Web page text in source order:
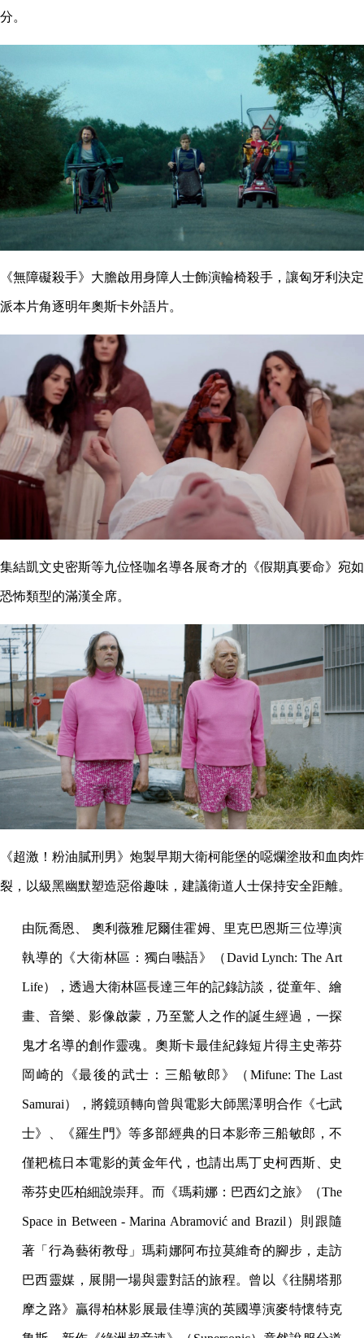
分。
《無障礙殺手》大膽啟用身障人士飾演輪椅殺手，讓匈牙利決定
派本片角逐明年奧斯卡外語片。
集結凱文史密斯等九位怪咖名導各展奇才的《假期真要命》宛如
恐怖類型的滿漢全席。
《超激！粉油膩刑男》炮製早期大衛柯能堡的噁爛塗妝和血肉炸
裂，以級黑幽默塑造惡俗趣味，建議衛道人士保持安全距離。
由阮喬恩、 奧利薇雅尼爾佳霍姆、里克巴恩斯三位導演
執導的《大衛林區：獨白囈語》（David Lynch: The Art
Life），透過大衛林區長達三年的記錄訪談，從童年、繪
畫、音樂、影像啟蒙，乃至驚人之作的誕生經過，一探
鬼才名導的創作靈魂。奧斯卡最佳紀錄短片得主史蒂芬
岡崎的《最後的武士：三船敏郎》（Mifune: The Last
Samurai），將鏡頭轉向曾與電影大師黑澤明合作《七武
士》、《羅生門》等多部經典的日本影帝三船敏郎，不
僅耙梳日本電影的黃金年代，也請出馬丁史柯西斯、史
蒂芬史匹柏細說崇拜。而《瑪莉娜：巴西幻之旅》（The
Space in Between - Marina Abramović and Brazil）則跟隨
著「行為藝術教母」瑪莉娜阿布拉莫維奇的腳步，走訪
巴西靈媒，展開一場與靈對話的旅程。曾以《往關塔那
摩之路》贏得柏林影展最佳導演的英國導演麥特懷特克